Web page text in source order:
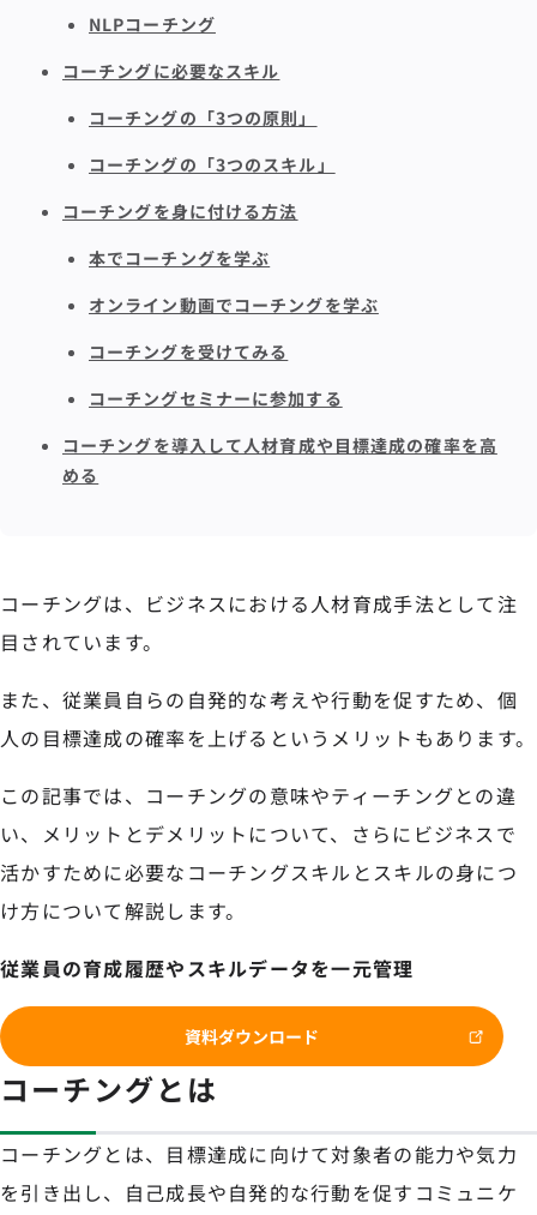
NLPコーチング
コーチングに必要なスキル
コーチングの「3つの原則」
コーチングの「3つのスキル」
コーチングを身に付ける方法
本でコーチングを学ぶ
オンライン動画でコーチングを学ぶ
コーチングを受けてみる
コーチングセミナーに参加する
コーチングを導入して人材育成や目標達成の確率を高
める
コーチングは、ビジネスにおける人材育成手法として注
目されています。
また、従業員自らの自発的な考えや行動を促すため、個
人の目標達成の確率を上げるというメリットもあります。
この記事では、コーチングの意味やティーチングとの違
い、メリットとデメリットについて、さらにビジネスで
活かすために必要なコーチングスキルとスキルの身につ
け方について解説します。
従業員の育成履歴やスキルデータを一元管理
資料ダウンロード
コーチングとは
コーチングとは、目標達成に向けて対象者の能力や気力
を引き出し、自己成長や自発的な行動を促すコミュニケ